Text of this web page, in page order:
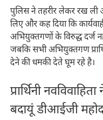
पुलिस ने तहरीर लेकर रख
लिए और कह दिया कि
अभियुक्तगणों के विरुद्ध दर्ज
जबकि सभी अभियुक्तगण
देने की धमकी देते घूम रहे है।
प्रार्थिनी
बदायूं डीआईजी